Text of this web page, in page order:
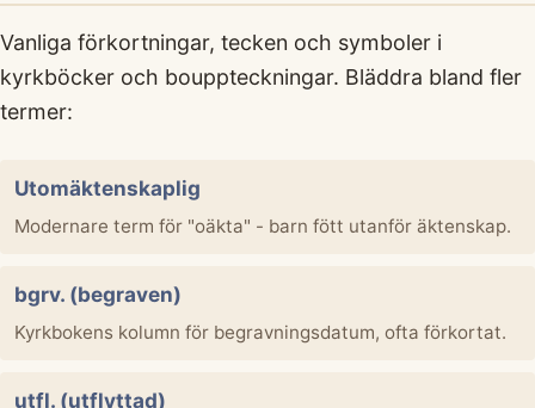
Vanliga förkortningar, tecken och symboler i
kyrkböcker och bouppteckningar. Bläddra bland fler
termer:
Utomäktenskaplig
Modernare term för "oäkta" - barn fött utanför äktenskap.
bgrv. (begraven)
Kyrkbokens kolumn för begravningsdatum, ofta förkortat.
utfl. (utflyttad)